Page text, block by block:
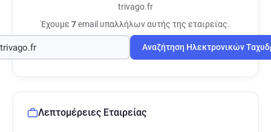
trivago.fr
Έχουμε 7email υπαλλήλων αυτής της εταιρείας.
Αναζήτηση Ηλεκτρονικών
Λεπτομέρειες Εταιρείας